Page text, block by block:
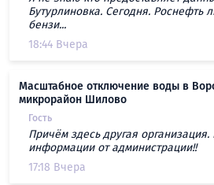
Бутурлиновка. Сегодня. Роснефть
бензи...
18:44 Вчера
Масштабное отключение воды в
микрорайон Шилово
Гость
Причём здесь другая
информации от администрации!!
17:18 Вчера